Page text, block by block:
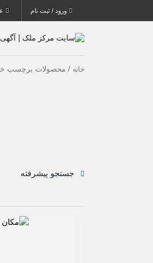
ورود / ثبت نام
خانه / محصولات برچسب
جستجو پیشرفته